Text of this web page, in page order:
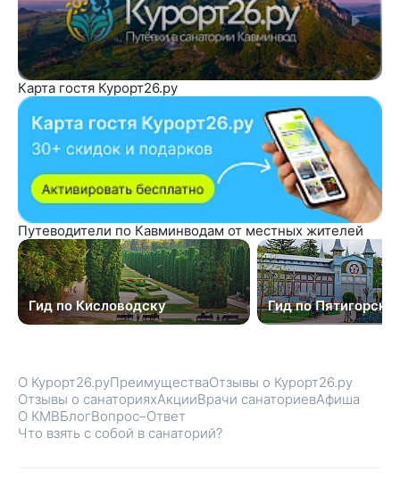
Карта гостя Курорт26.ру
Путеводители по Кавминводам от местных жителей
Гид по Кисловодску Гид по Пятигорску
О Курорт26.руПреимуществаОтзывы о Курорт26.ру
Отзывы о санаторияхАкцииВрачи санаториевАфиша
О КМВБлогВопрос–Ответ
Что взять с собой в санаторий?